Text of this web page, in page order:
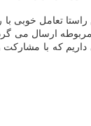
تعامل خوبی
ارسال می
كه با مشاركت